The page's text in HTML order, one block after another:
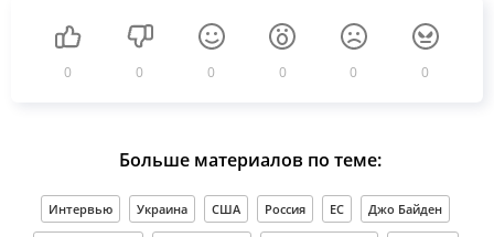
0 0 0 0 0 0
Больше материалов по теме:
Интервью Украина США Россия ЕС Джо Байден